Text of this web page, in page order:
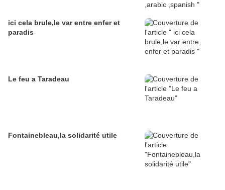
ici cela brule,le var entre enfer et
paradis
Le feu a Taradeau
Fontainebleau,la solidarité utile